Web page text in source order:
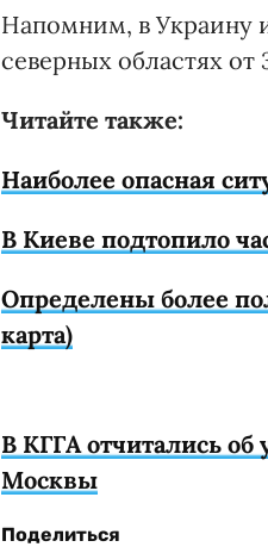
Напомним, в Украину
северных областях от
Читайте также:
Наиболее опасная
В Киеве подтопило
Определены более
карта)
В КГГА отчитались
Москвы
Поделиться